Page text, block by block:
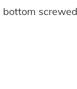
bottom